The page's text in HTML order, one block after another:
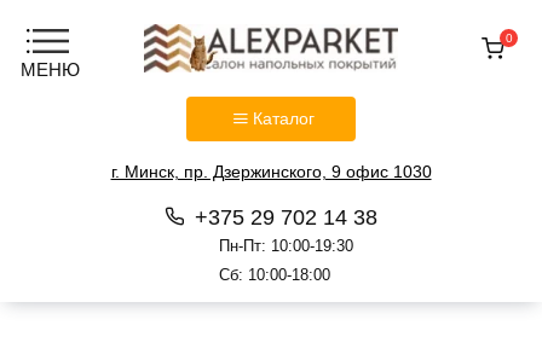
Каталог
г. Минск, пр. Дзержинского, 9 офис 1030
+375 29 702 14 38
Пн-Пт: 10:00-19:30
Сб: 10:00-18:00
0